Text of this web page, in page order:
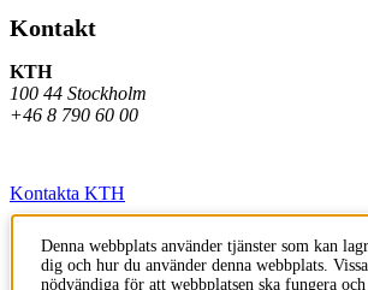
Kontakt
KTH
100 44 Stockholm
+46 8 790 60 00
Kontakta KTH
Jobba på KTH
Press och media
Denna webbplats använder tjänster som kan
dig och hur du använder denna webbplats.
nödvändiga för att webbplatsen ska fungera